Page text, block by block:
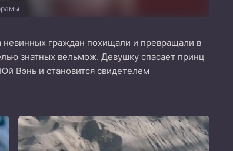
невинных граждан похищали и превращали в
знатных вельмож. Девушку спасает принц
Вэнь и становится свидетелем